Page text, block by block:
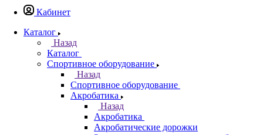
Кабинет
Каталог
Назад
Каталог
Спортивное оборудование
Назад
Спортивное оборудование
Акробатика
Назад
Акробатика
Акробатические дорожки